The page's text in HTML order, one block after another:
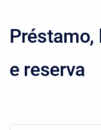
Préstamo,
e reserva